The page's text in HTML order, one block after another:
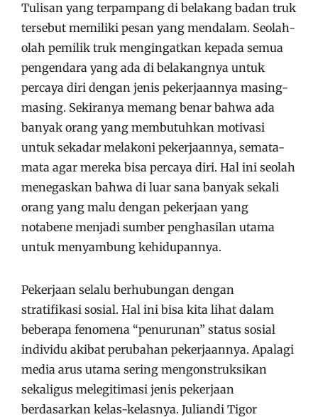
Tulisan yang terpampang di belakang badan truk
tersebut memiliki pesan yang mendalam. Seolah-
olah pemilik truk mengingatkan kepada semua
pengendara yang ada di belakangnya untuk
percaya diri dengan jenis pekerjaannya masing-
masing. Sekiranya memang benar bahwa ada
banyak orang yang membutuhkan motivasi
untuk sekadar melakoni pekerjaannya, semata-
mata agar mereka bisa percaya diri. Hal ini seolah
menegaskan bahwa di luar sana banyak sekali
orang yang malu dengan pekerjaan yang
notabene menjadi sumber penghasilan utama
untuk menyambung kehidupannya.
Pekerjaan selalu berhubungan dengan
stratifikasi sosial. Hal ini bisa kita lihat dalam
beberapa fenomena “penurunan” status sosial
individu akibat perubahan pekerjaannya. Apalagi
media arus utama sering mengonstruksikan
sekaligus melegitimasi jenis pekerjaan
berdasarkan kelas-kelasnya. Juliandi Tigor